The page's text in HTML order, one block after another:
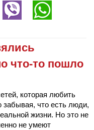
что-то пошло
которая любить
забывая, что есть люди,
жизни. Но это не
не умеют